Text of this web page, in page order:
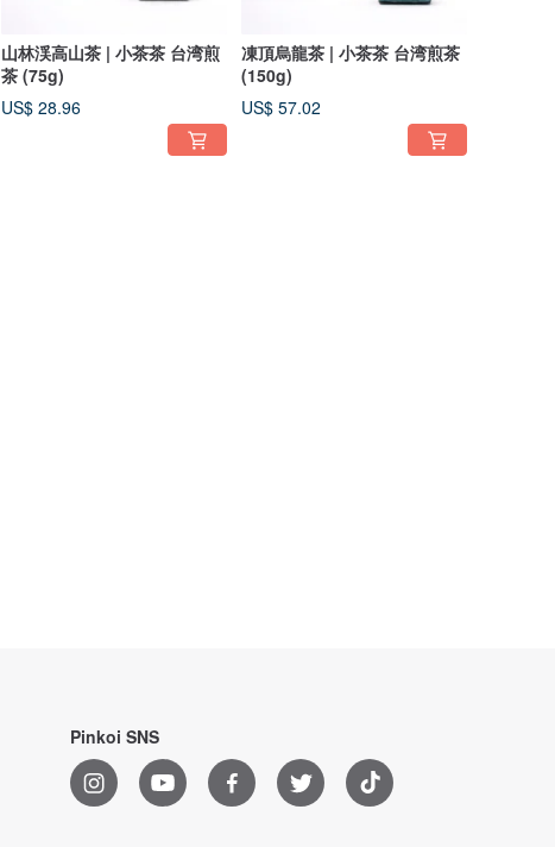
山林渓高山茶 | 小茶茶 台湾煎
茶 (75g)
US$ 28.96
凍頂烏龍茶 | 小茶茶 台湾煎茶
(150g)
US$ 57.02
Pinkoi SNS